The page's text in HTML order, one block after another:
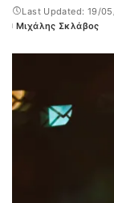
Last Updated: 19/
Posted
Μιχάλης Σκλάβος